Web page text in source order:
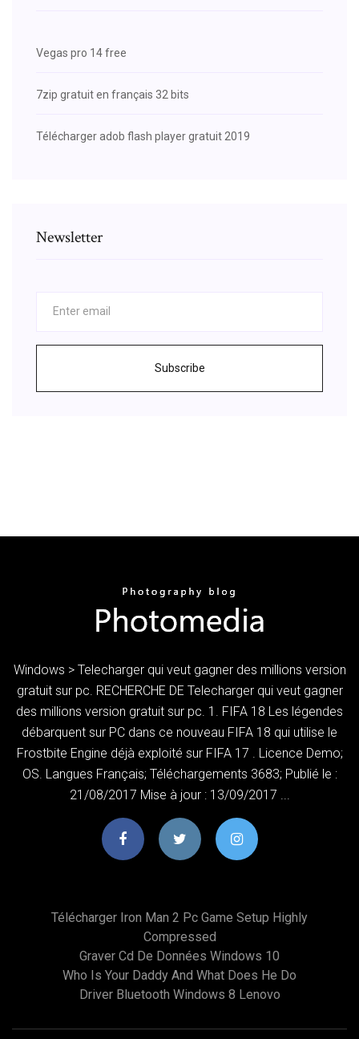
Vegas pro 14 free
7zip gratuit en français 32 bits
Télécharger adob flash player gratuit 2019
Newsletter
Subscribe
Windows > Telecharger qui veut gagner des millions version
gratuit sur pc. RECHERCHE DE Telecharger qui veut gagner
des millions version gratuit sur pc. 1. FIFA 18 Les légendes
débarquent sur PC dans ce nouveau FIFA 18 qui utilise le
Frostbite Engine déjà exploité sur FIFA 17 . Licence Demo;
OS. Langues Français; Téléchargements 3683; Publié le :
21/08/2017 Mise à jour : 13/09/2017 ...
Télécharger Iron Man 2 Pc Game Setup Highly
Compressed
Graver Cd De Données Windows 10
Who Is Your Daddy And What Does He Do
Driver Bluetooth Windows 8 Lenovo